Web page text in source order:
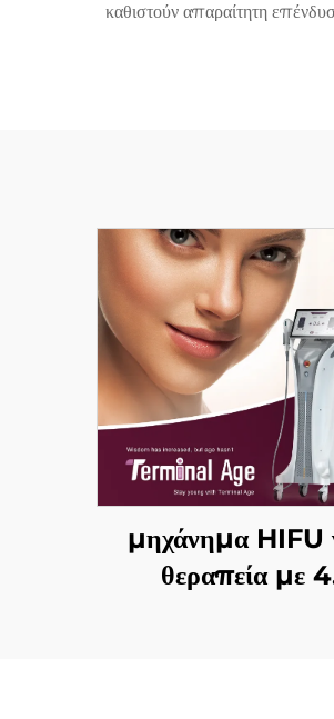
καθιστούν απαραίτητη
μηχάνημα HIFU
θεραπεία με 4